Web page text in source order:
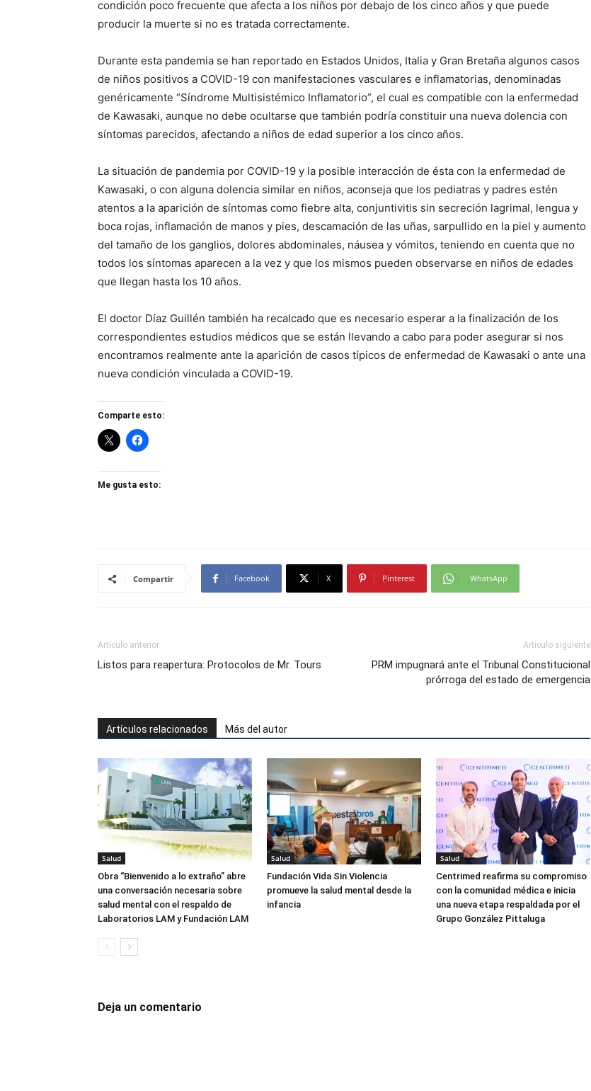
condición poco frecuente que afecta a los niños por debajo de los cinco años y que puede
producir la muerte si no es tratada correctamente.
Durante esta pandemia se han reportado en Estados Unidos, Italia y Gran Bretaña algunos casos
de niños positivos a COVID-19 con manifestaciones vasculares e inflamatorias, denominadas
genéricamente “Síndrome Multisistémico Inflamatorio”, el cual es compatible con la enfermedad
de Kawasaki, aunque no debe ocultarse que también podría constituir una nueva dolencia con
síntomas parecidos, afectando a niños de edad superior a los cinco años.
La situación de pandemia por COVID-19 y la posible interacción de ésta con la enfermedad de
Kawasaki, o con alguna dolencia similar en niños, aconseja que los pediatras y padres estén
atentos a la aparición de síntomas como fiebre alta, conjuntivitis sin secreción lagrimal, lengua y
boca rojas, inflamación de manos y pies, descamación de las uñas, sarpullido en la piel y aumento
del tamaño de los ganglios, dolores abdominales, náusea y vómitos, teniendo en cuenta que no
todos los síntomas aparecen a la vez y que los mismos pueden observarse en niños de edades
que llegan hasta los 10 años.
El doctor Díaz Guillén también ha recalcado que es necesario esperar a la finalización de los
correspondientes estudios médicos que se están llevando a cabo para poder asegurar si nos
encontramos realmente ante la aparición de casos típicos de enfermedad de Kawasaki o ante una
nueva condición vinculada a COVID-19.
Comparte esto:
Me gusta esto:
Compartir Facebook X Pinterest WhatsApp
Artículo anterior
Listos para reapertura: Protocolos de Mr. Tours
Artículo siguiente
PRM impugnará ante el Tribunal Constitucional
prórroga del estado de emergencia
Artículos relacionados Más del autor
Salud
Obra “Bienvenido a lo extraño” abre
una conversación necesaria sobre
salud mental con el respaldo de
Laboratorios LAM y Fundación LAM
Salud
Fundación Vida Sin Violencia
promueve la salud mental desde la
infancia
Salud
Centrimed reafirma su compromiso
con la comunidad médica e inicia
una nueva etapa respaldada por el
Grupo González Pittaluga
Deja un comentario